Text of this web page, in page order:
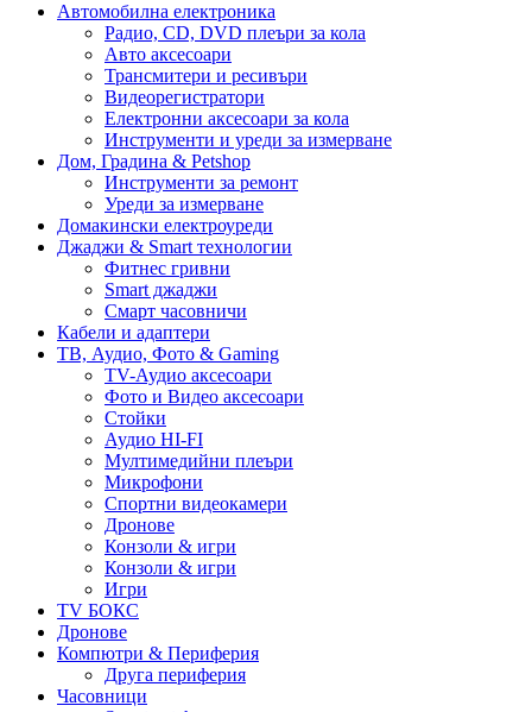
Автомобилна електроника
Радио, CD, DVD плеъри за кола
Авто аксесоари
Трансмитери и ресивъри
Видеорегистратори
Електронни аксесоари за кола
Инструменти и уреди за измерване
Дом, Градина & Petshop
Инструменти за ремонт
Уреди за измерване
Домакински електроуреди
Джаджи & Smart технологии
Фитнес гривни
Smart джаджи
Смарт часовничи
Кабели и адаптери
ТВ, Аудио, Фото & Gaming
TV-Аудио аксесоари
Фото и Видео аксесоари
Стойки
Аудио HI-FI
Мултимедийни плеъри
Микрофони
Спортни видеокамери
Дронове
Конзоли & игри
Конзоли & игри
Игри
TV БОКС
Дронове
Компютри & Периферия
Друга периферия
Часовници